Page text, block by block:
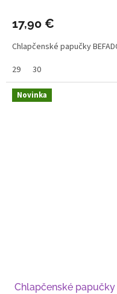
17,90 €
Chlapčenské papučky
29
30
Novinka
Chlapčenské papučky